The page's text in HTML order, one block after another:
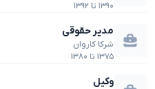
۱۳۹۰ تا ۱۳۹۲
مدیر حقوقی
شرکا کاروان
۱۳۷۵ تا ۱۳۸۰
وکیل